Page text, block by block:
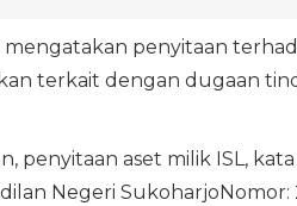
penyitaan
terkait dengan dugaan
penyitaan aset milik ISL,
Negeri